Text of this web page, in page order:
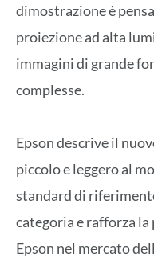
dimostrazione è
proiezione ad alta
immagini di grande
complesse.
Epson descrive il
piccolo e leggero al
standard di
categoria e rafforza
Epson nel mercato